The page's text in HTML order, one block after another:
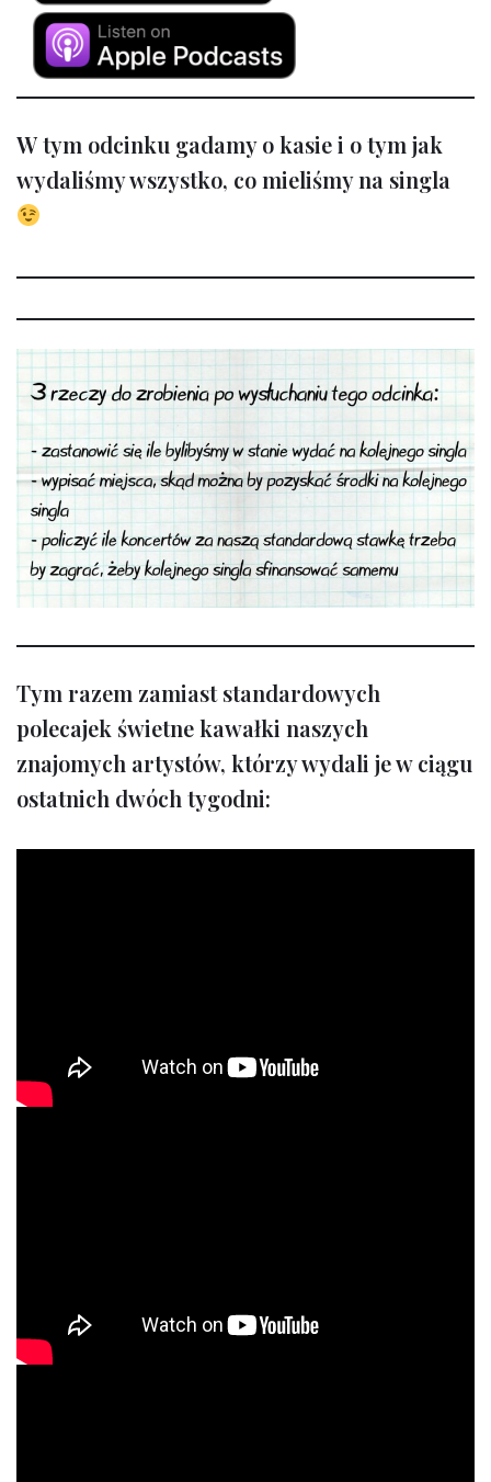
W tym odcinku gadamy o kasie i o tym jak
wydaliśmy wszystko, co mieliśmy na singla
Tym razem zamiast standardowych
polecajek świetne kawałki naszych
znajomych artystów, którzy wydali je w ciągu
ostatnich dwóch tygodni: